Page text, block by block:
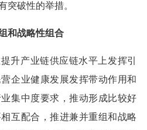
突破性的举措。
和战略性组合
升产业链供应链水平上发挥引
企业健康发展发挥带动作用和
集中度要求，推动形成比较好
互配合，推进兼并重组和战略